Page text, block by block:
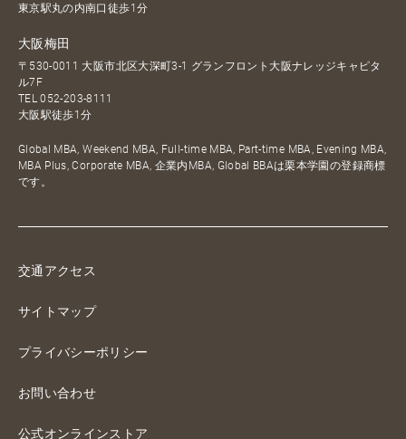
東京駅丸の内南口徒歩1分
大阪梅田
〒530-0011 大阪市北区大深町3-1 グランフロント大阪ナレッジキャピタ
ル7F
TEL052-203-8111
大阪駅徒歩1分
Global MBA, Weekend MBA, Full-time MBA, Part-time MBA, Evening MBA,
MBA Plus, Corporate MBA, 企業内MBA, Global BBAは栗本学園の登録商標
です。
交通アクセス
サイトマップ
プライバシーポリシー
お問い合わせ
公式オンラインストア